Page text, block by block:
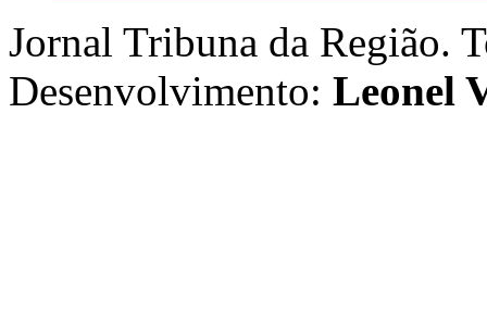
Jornal Tribuna da Região.
Desenvolvimento: Leonel